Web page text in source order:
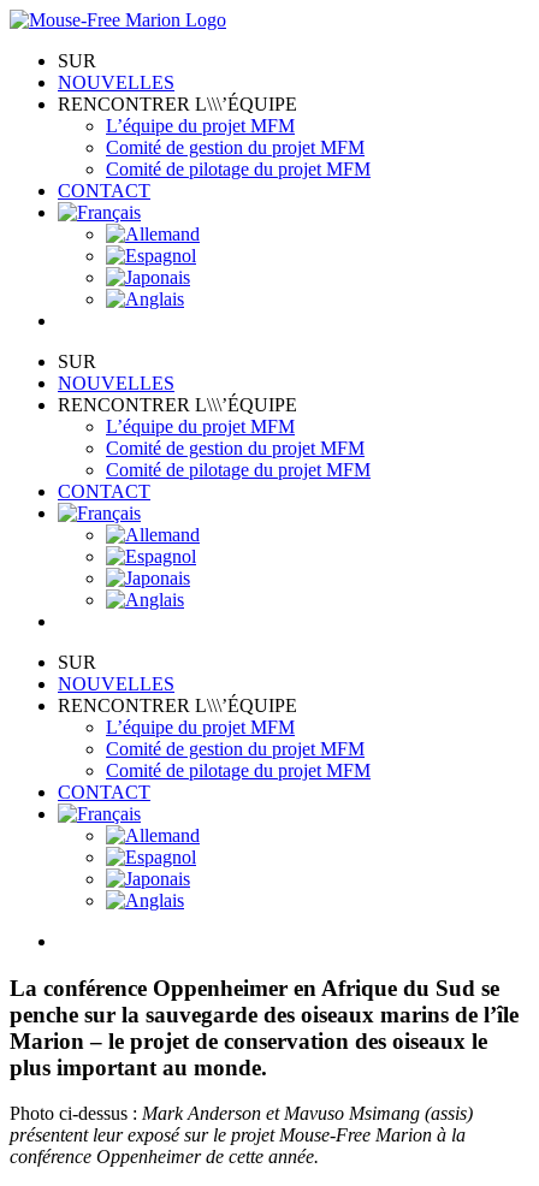
Skip
contentSUR
NOUVELLES
RENCONTRER L\\\’ÉQUIPE
L’équipe du projet MFM
Comité de gestion du projet MFM
Comité de pilotage du projet MFM
CONTACT
SUR
NOUVELLES
RENCONTRER L\\\’ÉQUIPE
L’équipe du projet MFM
Comité de gestion du projet MFM
Comité de pilotage du projet MFM
CONTACT
SUR
NOUVELLES
RENCONTRER L\\\’ÉQUIPE
L’équipe du projet MFM
Comité de gestion du projet MFM
Comité de pilotage du projet MFM
CONTACT
Image
La conférence Oppenheimer en Afrique du Sud se
penche sur la sauvegarde des oiseaux marins de l’île
Marion – le projet de conservation des oiseaux le
plus important au monde.
Photo ci-dessus : Mark Anderson et Mavuso Msimang (assis)
présentent leur exposé sur le projet Mouse-Free Marion à la
conférence Oppenheimer de cette année.